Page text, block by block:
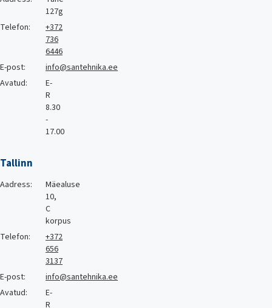
127g
Telefon:
+372
736
6446
E-post:
info@santehnika.ee
Avatud:
E-
R
8.30
-
17.00
Tallinn
Aadress:
Mäealuse
10,
C
korpus
Telefon:
+372
656
3137
E-post:
info@santehnika.ee
Avatud:
E-
R